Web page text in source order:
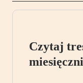
Czytaj